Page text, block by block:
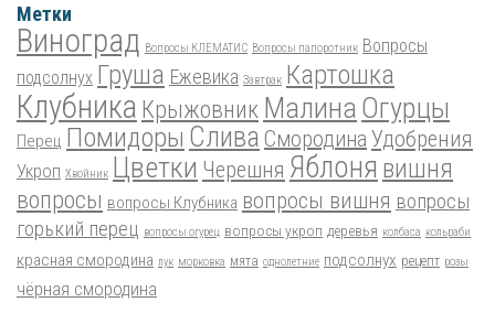
Метки
Виноград Вопросы КЛЕМАТИС Вопросы папоротник Вопросы
подсолнух Груша Ежевика Завтрак Картошка
Клубника Крыжовник Малина Огурцы
Перец Помидоры Слива Смородина Удобрения
Укроп Хвойник Цветки Черешня Яблоня вишня
вопросы вопросы Клубника вопросы вишня вопросы
горький перец вопросы огурец вопросы укроп деревья колбаса кольраби
красная смородина лук морковка мята однолетние подсолнух рецепт розы
чёрная смородина